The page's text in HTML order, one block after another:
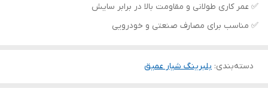
✅ عمر کاری طولانی و مقاومت بالا در برابر سایش
✅ مناسب برای مصارف صنعتی و خودرویی
دسته‌بندی: بلبرینگ شیار عمیق